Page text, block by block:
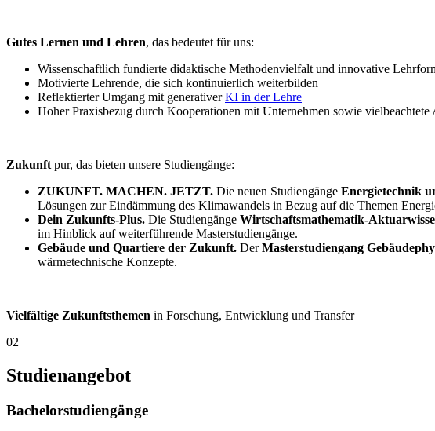
Gutes Lernen und Lehren, das bedeutet für uns:
Wissenschaftlich fundierte didaktische Methodenvielfalt und innovative
Motivierte Lehrende, die sich kontinuierlich weiterbilden
Reflektierter Umgang mit generativerKI in der Lehre
Hoher Praxisbezug durch Kooperationen mit Unternehmen sowie
Zukunft pur, das bieten unsere Studiengänge:
ZUKUNFT. MACHEN. JETZT. Die neuen Studiengänge Energietechnik
Lösungen zur Eindämmung des Klimawandels in Bezug auf die Themen
Dein Zukunfts-Plus. Die Studiengänge Wirtschaftsmathematik-
im Hinblick auf weiterführende Masterstudiengänge.
Gebäude und Quartiere der Zukunft. DerMasterstudiengang
wärmetechnische Konzepte.
Vielfältige Zukunftsthemen in Forschung, Entwicklung und Transfer
02
Studienangebot
Bachelorstudiengänge